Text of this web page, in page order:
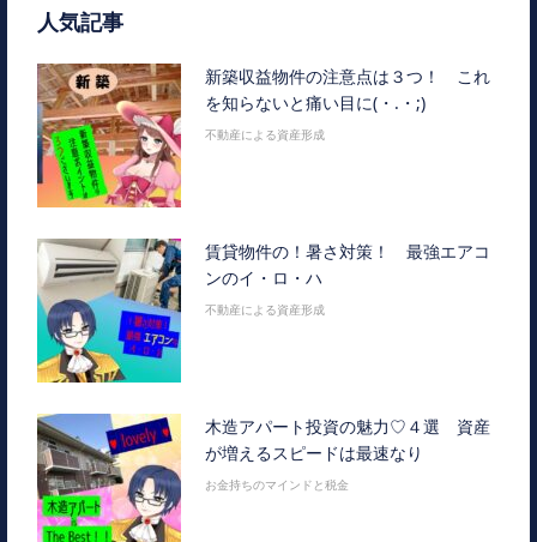
人気記事
新築収益物件の注意点は３つ！ これ
を知らないと痛い目に(・.・;)
不動産による資産形成
賃貸物件の！暑さ対策！ 最強エアコ
ンのイ・ロ・ハ
不動産による資産形成
木造アパート投資の魅力♡４選 資産
が増えるスピードは最速なり
お金持ちのマインドと税金